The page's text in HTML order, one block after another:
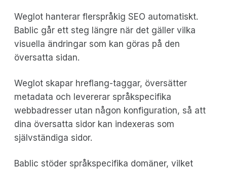
Weglot hanterar flerspråkig SEO automatiskt.
Bablic går ett steg längre när det gäller vilka
visuella ändringar som kan göras på den
översatta sidan.
Weglot skapar hreflang-taggar, översätter
metadata och levererar språkspecifika
webbadresser utan någon konfiguration, så att
dina översatta sidor kan indexeras som
självständiga sidor.
Bablic stöder språkspecifika domäner, vilket